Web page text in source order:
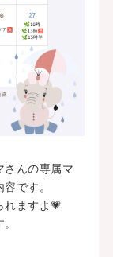
さんの専属マ
です。
れますよ💗